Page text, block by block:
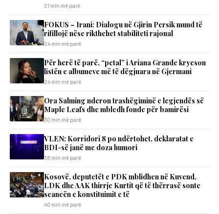
21 min më parë
FOKUS – Irani: Dialogu në Gjirin Persik mund të
rifillojë nëse rikthehet stabiliteti rajonal
24 min më parë
Për herë të parë, “petal” i Ariana Grande kryeson
listën e albumeve më të dëgjuara në Gjermani
24 min më parë
Ora Salming nderon trashëgiminë e legjendës së
Maple Leafs dhe mbledh fonde për bamirësi
30 min më parë
VLEN: Korridori 8 po ndërtohet, deklaratat e
BDI-së janë me doza ​humori
38 min më parë
Kosovë, deputetët e PDK mblidhen në Kuvend,
LDK dhe AAK thirrje Kurtit që të thërrasë sonte
seancën e konstituimit e të
40 min më parë